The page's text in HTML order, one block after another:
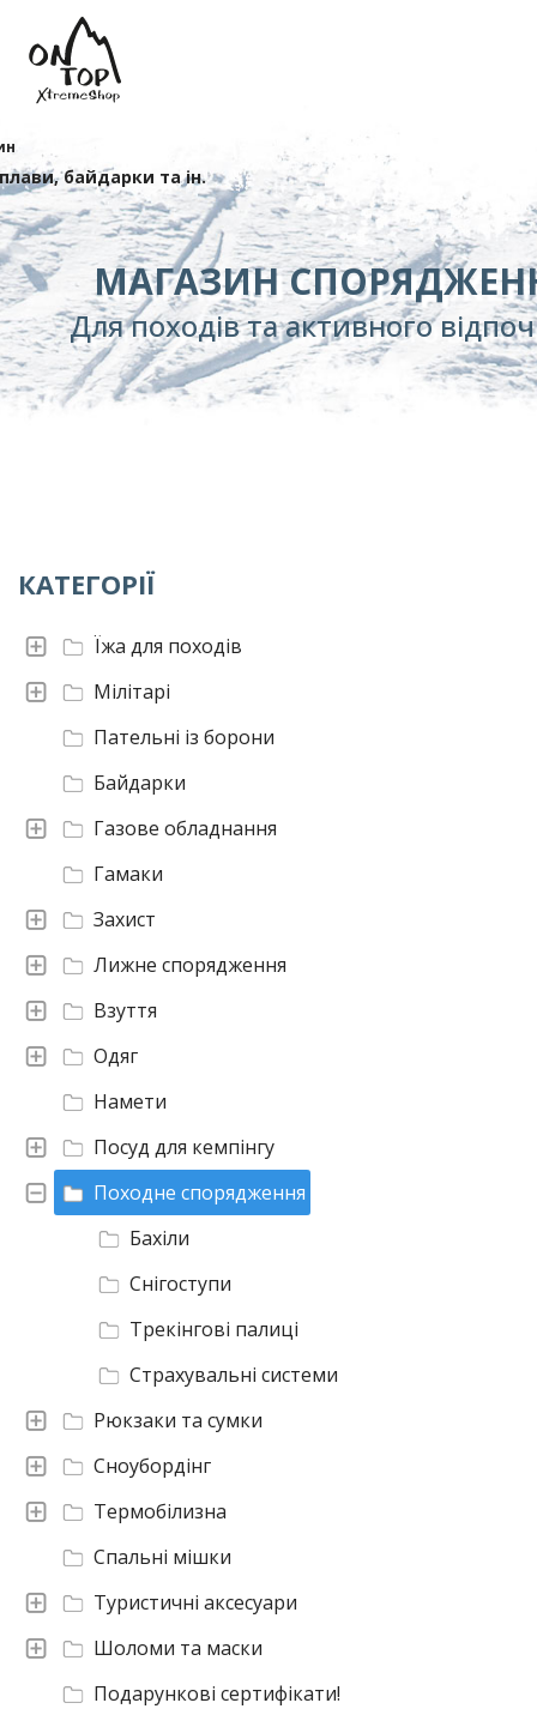
байдарки та ін.
МАГАЗИН
Для походів та активного
КАТЕГОРІЇ
Подарункові сертифікати!
Шоломи та маски
Туристичні аксесуари
Спальні мішки
Термобілизна
Сноубордінг
Рюкзаки та сумки
Походне спорядження
Бахіли
Снігоступи
Трекінгові палиці
Страхувальні системи
Посуд для кемпінгу
Намети
Одяг
Взуття
Лижне спорядження
Захист
Гамаки
Газове обладнання
Байдарки
Пательні із борони
Мілітарі
Їжа для походів